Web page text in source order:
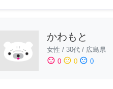
かわもと
女性 / 30代 / 広島県
sentiment_satisfied 0 sentiment_neutral 0 sentiment_dissatisfied 0